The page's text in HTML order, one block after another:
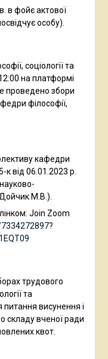
в фойє актової
особу).
соціології та
на платформі
проведено збори
філософії,
кафедри
к від 06.01.2023 р.
Дойчик М.В.).
Join Zoom
трудового
та
питання висунення і
складу вченої ради
квот.